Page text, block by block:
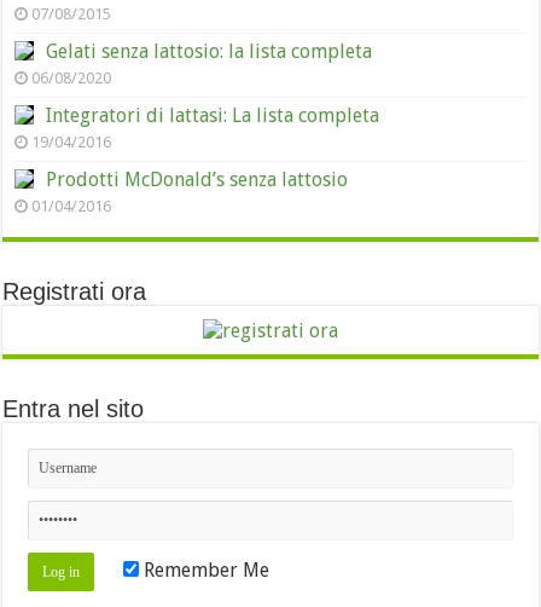
07/08/2015
Gelati senza lattosio: la lista completa
06/08/2020
Integratori di lattasi: La lista completa
19/04/2016
Prodotti McDonald’s senza lattosio
01/04/2016
Registrati ora
Entra nel sito
Remember Me